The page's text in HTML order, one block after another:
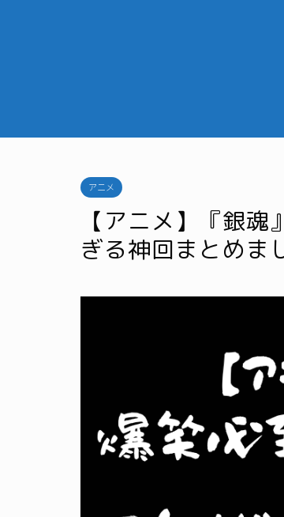
アニメ
【アニメ】『銀
ぎる神回まとめま